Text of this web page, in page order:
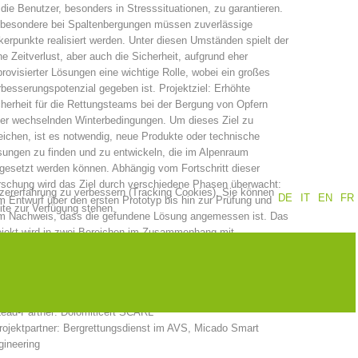
Kontakt
Jahresberichte
Ausbildung
Prävention PEER
Benutzer, besonders in Stresssituationen, zu garantieren.
bei Spaltenbergungen müssen zuverlässige
realisiert werden. Unter diesen Umständen spielt der
Zeitverlust, aber auch die Sicherheit, aufgrund eher
Lösungen eine wichtige Rolle, wobei ein großes
gegeben ist. Projektziel: Erhöhte
für die Rettungsteams bei der Bergung von Opfern
wechselnden Winterbedingungen. Um dieses Ziel zu
ist es notwendig, neue Produkte oder technische
zu finden und zu entwickeln, die im Alpenraum
werden können. Abhängig vom Fortschritt dieser
wird das Ziel durch verschiedene Phasen überwacht:
Entwurf über den ersten Prototyp bis hin zur Prüfung und
Nachweis, dass die gefundene Lösung angemessen ist. Das
wird in zwei Bereichen im Zusammenhang mit
Partner: Dolomiticert SCARL
Bergrettungsdienst im AVS, Micado Smart
DE
IT EN FR
zu verbessern (Tracking Cookies). Sie können
zur Verfügung stehen.